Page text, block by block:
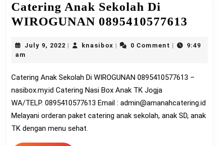
Catering Anak Sekolah Di
WIROGUNAN 0895410577613
July 9, 2022 July
knasiboxknasibox0 Comment
9:49
am
Catering Anak Sekolah Di WIROGUNAN 0895410577613 –
nasibox.my.id Catering Nasi Box Anak TK Jogja
WA/TELP. 0895410577613 Email : admin@amanahcatering.id
Melayani orderan paket catering anak sekolah, anak SD, anak
TK dengan menu sehat.